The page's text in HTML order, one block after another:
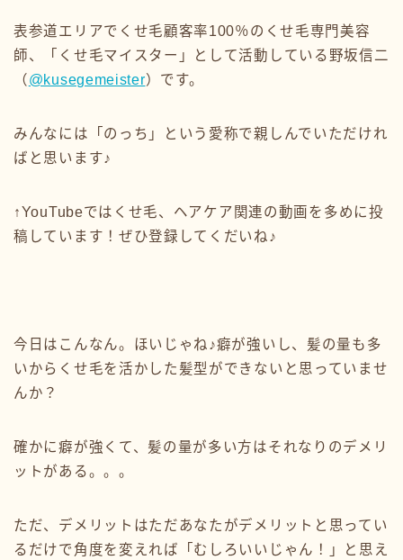
表参道エリアでくせ毛顧客率100％のくせ毛専門美容
師、「くせ毛マイスター」として活動している野坂信二
（ @kusegemeister）です。
みんなには「のっち」という愛称で親しんでいただけれ
ばと思います♪
↑YouTubeではくせ毛、ヘアケア関連の動画を多めに投
稿しています！ぜひ登録してくだいね♪
今日はこんなん。ほいじゃね♪癖が強いし、髪の量も多
いからくせ毛を活かした髪型ができないと思っていませ
んか？
確かに癖が強くて、髪の量が多い方はそれなりのデメリ
ットがある。。。
ただ、デメリットはただあなたがデメリットと思ってい
るだけで角度を変えれば「むしろいいじゃん！」と思え